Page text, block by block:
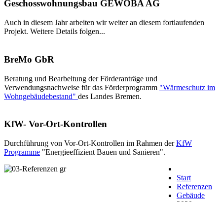
Geschosswohnungsbau GEWOBA AG
Auch in diesem Jahr arbeiten wir weiter an diesem fortlaufenden
Projekt. Weitere Details folgen...
BreMo GbR
Beratung und Bearbeitung der Förderanträge und
Verwendungsnachweise für das Förderprogramm "Wärmeschutz im
Wohngebäudebestand" des Landes Bremen.
KfW- Vor-Ort-Kontrollen
Durchführung von Vor-Ort-Kontrollen im Rahmen derKfW
Programme "Energieeffizient Bauen und Sanieren".
Start
Referenzen
Gebäude